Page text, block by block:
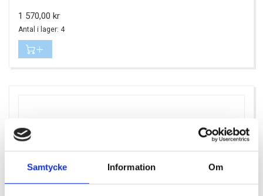
Samtycke Information Om
Pris
1 570,00 kr
Antal i lager: 4